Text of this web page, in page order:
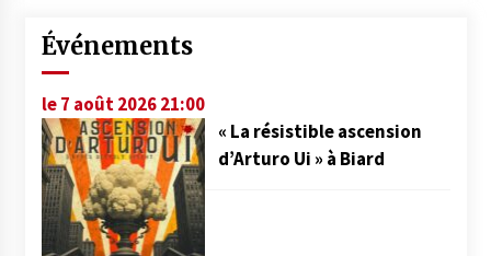
Événements
le 7 août 2026 21:00
« La résistible ascension
d’Arturo Ui » à Biard